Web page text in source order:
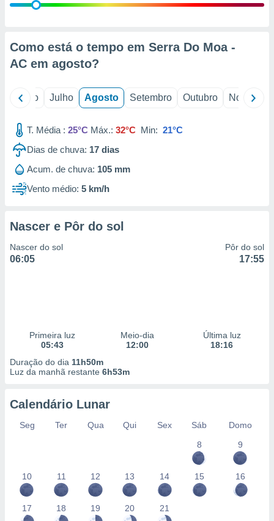
estudos
de
1199
Como está o tempo em Serra Do Moa -
AC em agosto?
Junho Julho Agosto Setembro Outubro Novembro
T. Média : 25°C Máx.: 32°C Min: 21°C
Dias de chuva: 17 dias
Acum. de chuva: 105 mm
Vento médio: 5 km/h
Nascer e Pôr do sol
Nascer do sol
06:05
Pôr do sol
17:55
Primeira luz
05:43
Meio-dia
12:00
Última luz
18:16
Duração do dia 11h50m
Luz da manhã restante 6h53m
Calendário Lunar
Seg Ter Qua Qui Sex Sáb
Domo
8
9
10 11 12 13 14 15 16
17 18 19 20 21